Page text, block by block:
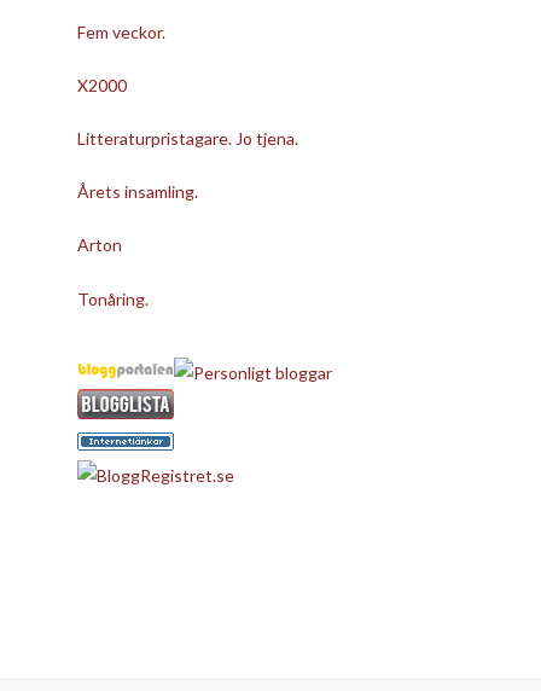
Fem veckor.
X2000
Litteraturpristagare. Jo tjena.
Årets insamling.
Arton
Tonåring.